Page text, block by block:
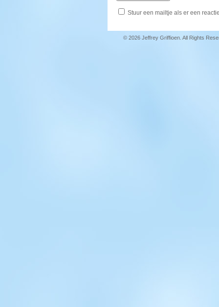
Stuur een mailtje als er een
© 2026 Jeffrey Griffioen. All Rights